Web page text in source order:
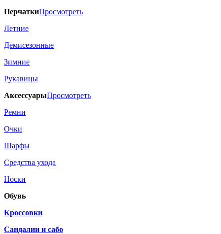
ПерчаткиПросмотреть
Летние
Демисезонные
Зимние
Рукавицы
АксессуарыПросмотреть
Ремни
Очки
Шарфы
Средства ухода
Носки
Обувь
Кроссовки
Сандалии и сабо